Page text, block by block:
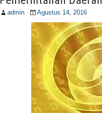
admin Agustus 14, 2016